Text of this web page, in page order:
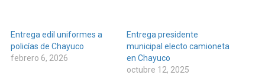
Entrega edil uniformes a
policías de Chayuco
febrero 6, 2026
Entrega presidente
municipal electo camioneta
en Chayuco
octubre 12, 2025